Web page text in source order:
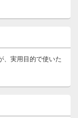
、実用目的で使いた